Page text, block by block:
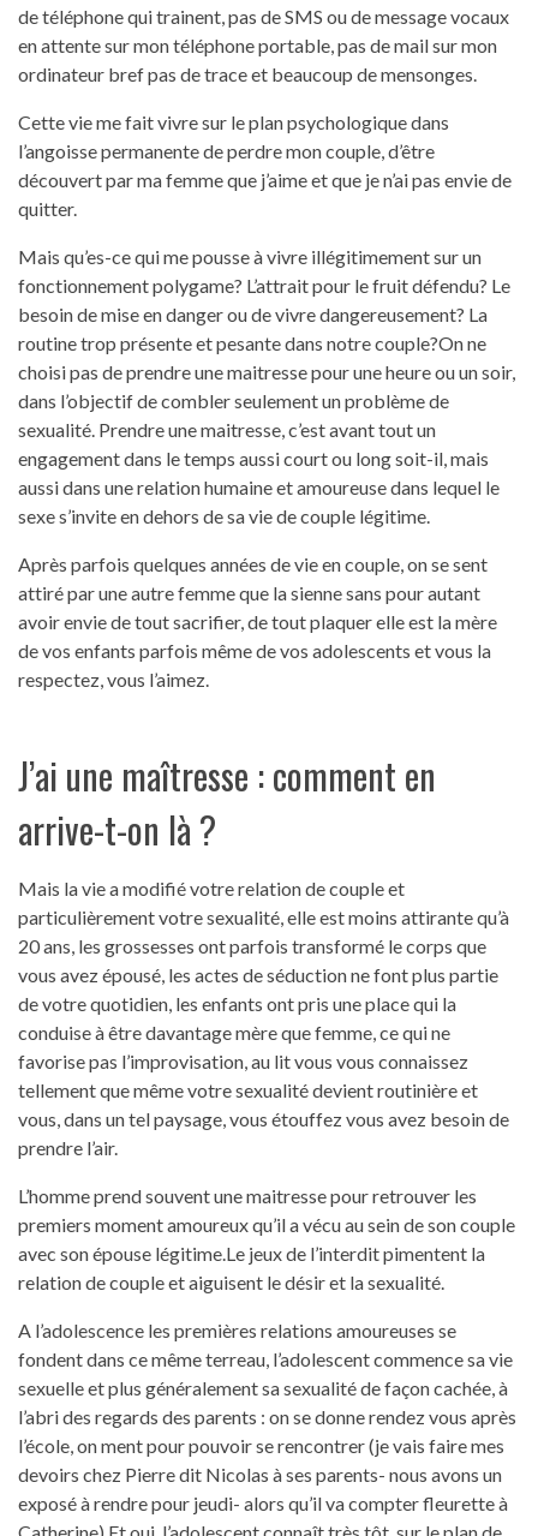
de téléphone qui trainent, pas de SMS ou de message vocaux
en attente sur mon téléphone portable, pas de mail sur mon
ordinateur bref pas de trace et beaucoup de mensonges.
Cette vie me fait vivre sur le plan psychologique dans
l’angoisse permanente de perdre mon couple, d’être
découvert par ma femme que j’aime et que je n’ai pas envie de
quitter.
Mais qu’es-ce qui me pousse à vivre illégitimement sur un
fonctionnement polygame? L’attrait pour le fruit défendu? Le
besoin de mise en danger ou de vivre dangereusement? La
routine trop présente et pesante dans notre couple?On ne
choisi pas de prendre une maitresse pour une heure ou un soir,
dans l’objectif de combler seulement un problème de
sexualité. Prendre une maitresse, c’est avant tout un
engagement dans le temps aussi court ou long soit-il, mais
aussi dans une relation humaine et amoureuse dans lequel le
sexe s’invite en dehors de sa vie de couple légitime.
Après parfois quelques années de vie en couple, on se sent
attiré par une autre femme que la sienne sans pour autant
avoir envie de tout sacrifier, de tout plaquer elle est la mère
de vos enfants parfois même de vos adolescents et vous la
respectez, vous l’aimez.
J’ai une maîtresse : comment en
arrive-t-on là ?
Mais la vie a modifié votre relation de couple et
particulièrement votre sexualité, elle est moins attirante qu’à
20 ans, les grossesses ont parfois transformé le corps que
vous avez épousé, les actes de séduction ne font plus partie
de votre quotidien, les enfants ont pris une place qui la
conduise à être davantage mère que femme, ce qui ne
favorise pas l’improvisation, au lit vous vous connaissez
tellement que même votre sexualité devient routinière et
vous, dans un tel paysage, vous étouffez vous avez besoin de
prendre l’air.
L’homme prend souvent une maitresse pour retrouver les
premiers moment amoureux qu’il a vécu au sein de son couple
avec son épouse légitime.Le jeux de l’interdit pimentent la
relation de couple et aiguisent le désir et la sexualité.
A l’adolescence les premières relations amoureuses se
fondent dans ce même terreau, l’adolescent commence sa vie
sexuelle et plus généralement sa sexualité de façon cachée, à
l’abri des regards des parents : on se donne rendez vous après
l’école, on ment pour pouvoir se rencontrer (je vais faire mes
devoirs chez Pierre dit Nicolas à ses parents- nous avons un
exposé à rendre pour jeudi- alors qu’il va compter fleurette à
Catherine) Et oui, l’adolescent connaît très tôt, sur le plan de